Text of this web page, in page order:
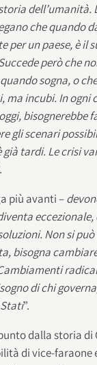
dell’umanità.
che quando
per un paese, è il
però che
sogna, o
ma incubi. In ogni
bisognerebbe
gli scenari
tardi. Le crisi
più avanti –
eccezionale,
Non si
bisogna
di chi
”.
dalla storia di
di vice-faraone